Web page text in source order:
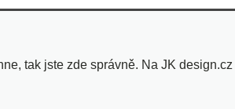
tak jste zde správně. Na JK design.cz